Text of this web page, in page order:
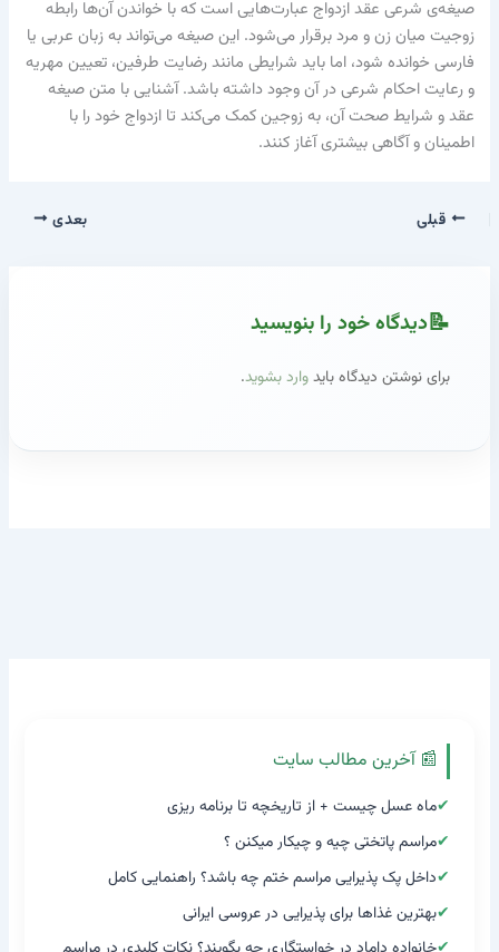
📰 آخرین مطالب سایت
✔ماه عسل چیست + از تاریخچه تا برنامه ریزی
✔مراسم پاتختی چیه و چیکار میکنن ؟
✔داخل پک پذیرایی مراسم ختم چه باشد؟ راهنمایی کامل
✔بهترین غذاها برای پذیرایی در عروسی ایرانی
صیغه‌ی شرعی عقد ازدواج عبارت‌هایی است که با خواندن آن‌ها رابطه
زوجیت میان زن و مرد برقرار می‌شود. این صیغه می‌تواند به زبان عربی یا
فارسی خوانده شود، اما باید شرایطی مانند رضایت طرفین، تعیین مهریه
و رعایت احکام شرعی در آن وجود داشته باشد. آشنایی با متن صیغه
عقد و شرایط صحت آن، به زوجین کمک می‌کند تا ازدواج خود را با
اطمینان و آگاهی بیشتری آغاز کنند.
قبلی بعدی
دیدگاه‌ خود را بنویسید
برای نوشتن دیدگاه بایدوارد بشوید.